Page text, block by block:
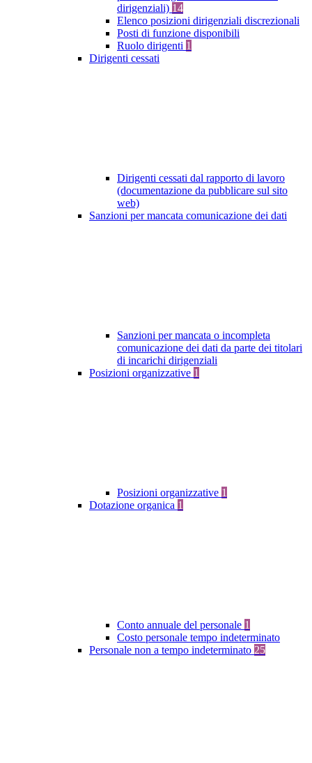
dirigenziali) 14
Elenco posizioni dirigenziali discrezionali
Posti di funzione disponibili
Ruolo dirigenti 1
Dirigenti cessati
Dirigenti cessati dal rapporto di lavoro
(documentazione da pubblicare sul sito
web)
Sanzioni per mancata comunicazione dei dati
Sanzioni per mancata o incompleta
comunicazione dei dati da parte dei titolari
di incarichi dirigenziali
Posizioni organizzative 1
Posizioni organizzative 1
Dotazione organica 1
Conto annuale del personale 1
Costo personale tempo indeterminato
Personale non a tempo indeterminato 25